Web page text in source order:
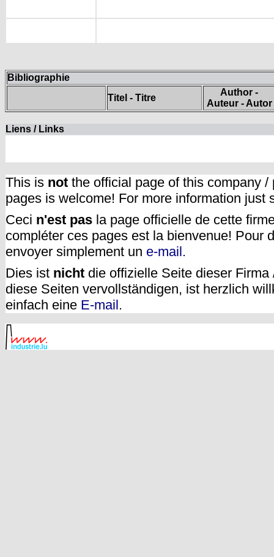
Bibliographie
Titel - Titre
Author -
Auteur - Autor
Liens / Links
This is not the official page of this company
pages is welcome! For more information just
Ceci n'est pas la page officielle de cette
compléter ces pages est la bienvenue! Pour
envoyer simplement un e-mail.
Dies ist nicht die offizielle Seite dieser
diese Seiten vervollständigen, ist herzlich
einfach eine E-mail.